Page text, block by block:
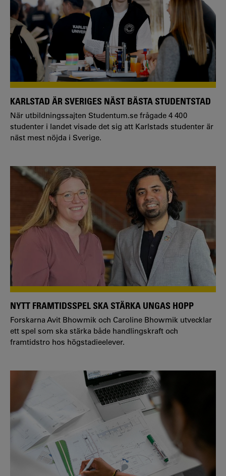
KARLSTAD ÄR SVERIGES NÄST BÄSTA STUDENTSTAD
När utbildningssajten Studentum.se frågade 4 400
studenter i landet visade det sig att Karlstads studenter är
näst mest nöjda i Sverige.
NYTT FRAMTIDSSPEL SKA STÄRKA UNGAS HOPP
Forskarna Avit Bhowmik och Caroline Bhowmik utvecklar
ett spel som ska stärka både handlingskraft och
framtidstro hos högstadieelever.